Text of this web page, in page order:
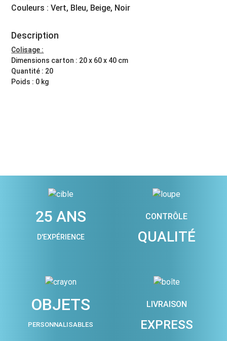
Couleurs : Vert, Bleu, Beige, Noir
Description
Colisage :
Dimensions carton : 20 x 60 x 40 cm
Quantité : 20
Poids : 0 kg
25 ANS
D'EXPÉRIENCE
CONTRÔLE
QUALITÉ
OBJETS
PERSONNALISABLES
LIVRAISON
EXPRESS